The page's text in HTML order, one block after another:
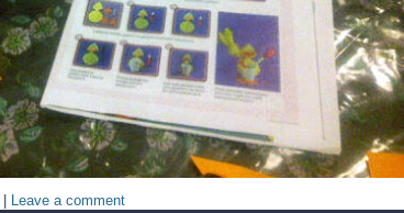
Leave a comment